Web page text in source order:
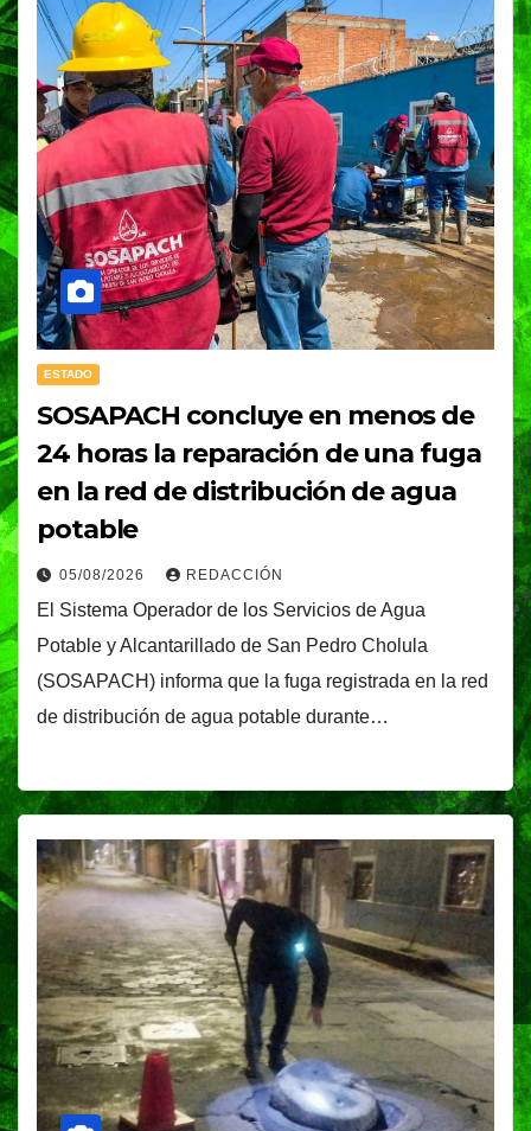
ESTADO
SOSAPACH concluye en menos de
24 horas la reparación de una fuga
en la red de distribución de agua
potable
05/08/2026 REDACCIÓN
El Sistema Operador de los Servicios de Agua
Potable y Alcantarillado de San Pedro Cholula
(SOSAPACH) informa que la fuga registrada en la red
de distribución de agua potable durante…